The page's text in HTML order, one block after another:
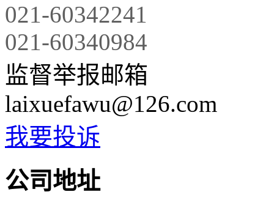
021-60342241
021-60340984
监督举报邮箱
laixuefawu@126.com
我要投诉
公司地址